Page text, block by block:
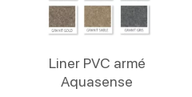
Liner PVC armé
Aquasense